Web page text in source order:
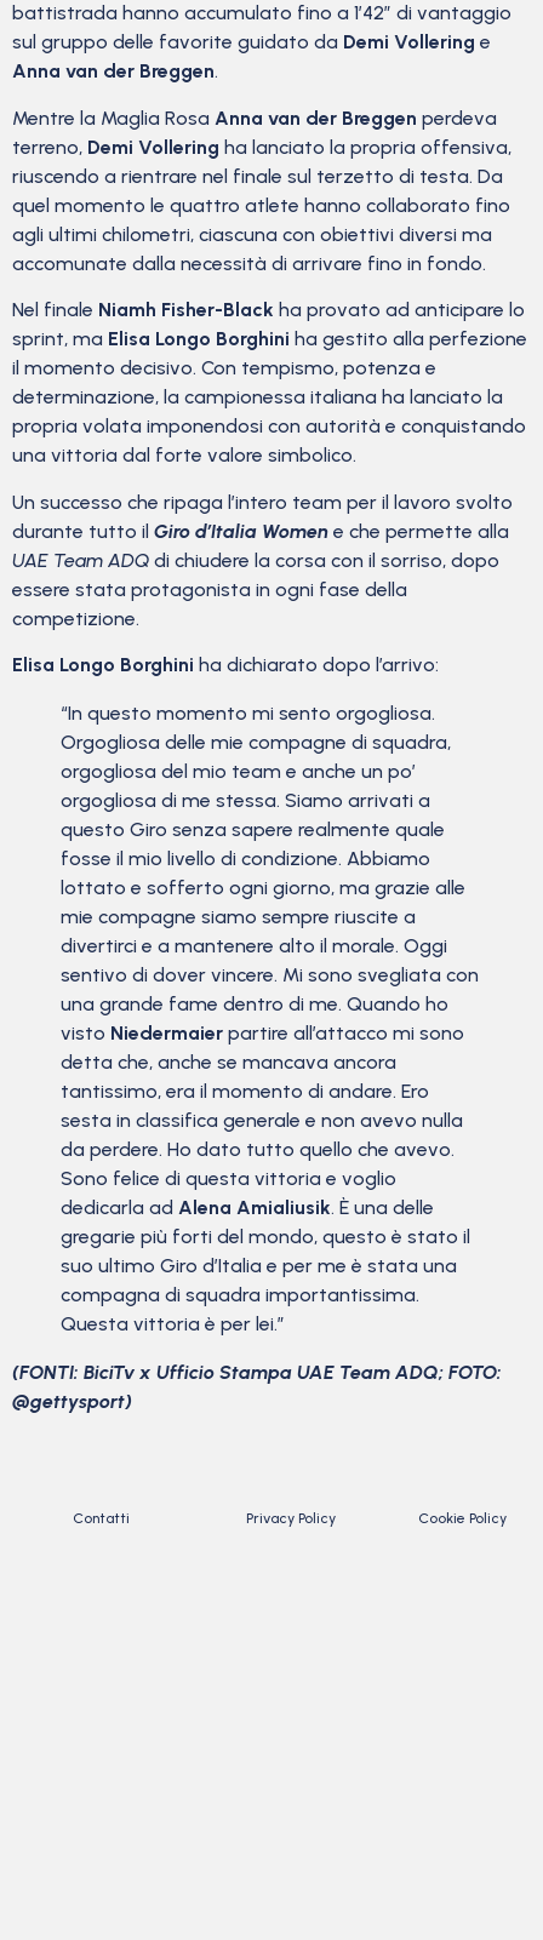
battistrada hanno accumulato fino a 1’42” di vantaggio
sul gruppo delle favorite guidato da Demi Vollering e
Anna van der Breggen.
Mentre la Maglia Rosa Anna van der Breggen perdeva
terreno, Demi Vollering ha lanciato la propria offensiva,
riuscendo a rientrare nel finale sul terzetto di testa. Da
quel momento le quattro atlete hanno collaborato fino
agli ultimi chilometri, ciascuna con obiettivi diversi ma
accomunate dalla necessità di arrivare fino in fondo.
Nel finale Niamh Fisher-Black ha provato ad anticipare lo
sprint, ma Elisa Longo Borghini ha gestito alla perfezione
il momento decisivo. Con tempismo, potenza e
determinazione, la campionessa italiana ha lanciato la
propria volata imponendosi con autorità e conquistando
una vittoria dal forte valore simbolico.
Un successo che ripaga l’intero team per il lavoro svolto
durante tutto il Giro d’Italia Women e che permette alla
UAE Team ADQ di chiudere la corsa con il sorriso, dopo
essere stata protagonista in ogni fase della
competizione.
Elisa Longo Borghini ha dichiarato dopo l’arrivo:
“In questo momento mi sento orgogliosa.
Orgogliosa delle mie compagne di squadra,
orgogliosa del mio team e anche un po’
orgogliosa di me stessa. Siamo arrivati a
questo Giro senza sapere realmente quale
fosse il mio livello di condizione. Abbiamo
lottato e sofferto ogni giorno, ma grazie alle
mie compagne siamo sempre riuscite a
divertirci e a mantenere alto il morale. Oggi
sentivo di dover vincere. Mi sono svegliata con
una grande fame dentro di me. Quando ho
visto Niedermaier partire all’attacco mi sono
detta che, anche se mancava ancora
tantissimo, era il momento di andare. Ero
sesta in classifica generale e non avevo nulla
da perdere. Ho dato tutto quello che avevo.
Sono felice di questa vittoria e voglio
dedicarla ad Alena Amialiusik. È una delle
gregarie più forti del mondo, questo è stato il
suo ultimo Giro d’Italia e per me è stata una
compagna di squadra importantissima.
Questa vittoria è per lei.”
(FONTI: BiciTv x Ufficio Stampa UAE Team ADQ; FOTO:
@gettysport)
Contatti Privacy Policy Cookie Policy